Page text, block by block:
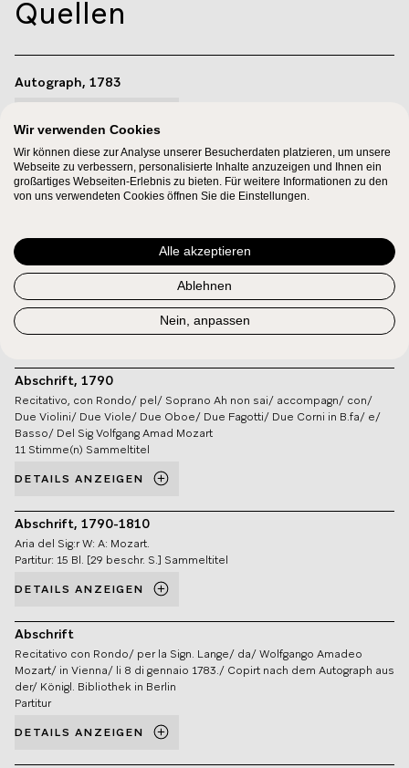
Quellen
Autograph, 1783
Autograph, 1783
Recitativo con Rondo [links:] per la Sig. Lange [rechts:] die Wolfgango
Amadeo Mozart/ in viena. li 8 di genaio 1783
DETAILS ANZEIGEN
Abschrift, 1783
Partitur
DETAILS ANZEIGEN
Abschrift, 1790
Recitativo, con Rondo/ pel/ Soprano Ah non sai/ accompagn/ con/
Due Violini/ Due Viole/ Due Oboe/ Due Fagotti/ Due Corni in B.fa/ e/
Basso/ Del Sig Volfgang Amad Mozart
11 Stimme(n) Sammeltitel
DETAILS ANZEIGEN
Abschrift, 1790-1810
Aria del Sig:r W: A: Mozart.
Partitur: 15 Bl. [29 beschr. S.] Sammeltitel
DETAILS ANZEIGEN
Abschrift
Recitativo con Rondo/ per la Sign. Lange/ da/ Wolfgango Amadeo
Mozart/ in Vienna/ li 8 di gennaio 1783./ Copirt nach dem Autograph aus
der/ Königl. Bibliothek in Berlin
Partitur
DETAILS ANZEIGEN
Wir verwenden Cookies
Wir können diese zur Analyse unserer Besucherdaten platzieren, um unsere
Webseite zu verbessern, personalisierte Inhalte anzuzeigen und Ihnen ein
großartiges Webseiten-Erlebnis zu bieten. Für weitere Informationen zu den
von uns verwendeten Cookies öffnen Sie die Einstellungen.
Alle akzeptieren
Ablehnen
Nein, anpassen